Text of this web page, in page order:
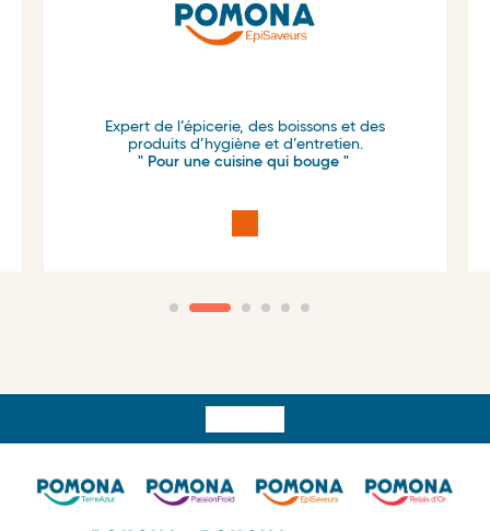
Expert de l’épicerie, des boissons et des
produits d’hygiène et d’entretien.
" Pour une cuisine qui bouge "
Surfooter
menu